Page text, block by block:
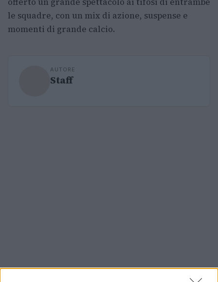
le squadre, con un mix di azione, suspense e
momenti di grande calcio.
AUTORE
Staff